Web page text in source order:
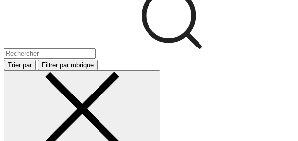
Trier par Filtrer par rubrique